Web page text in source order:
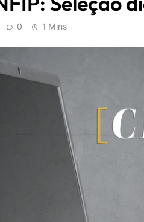
0 1 Mins